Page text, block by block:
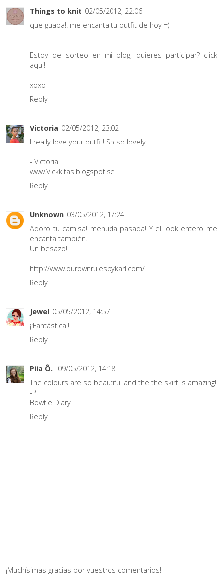
Things to knit 02/05/2012, 22:06
que guapa!! me encanta tu outfit de hoy =)
Estoy de sorteo en mi blog, quieres participar? click
aqui!
xoxo
Reply
Victoria 02/05/2012, 23:02
I really love your outfit! So so lovely.
- Victoria
www.Vickkitas.blogspot.se
Reply
Unknown 03/05/2012, 17:24
Adoro tu camisa! menuda pasada! Y el look entero me
encanta también.
Un besazo!
http://www.ourownrulesbykarl.com/
Reply
Jewel 05/05/2012, 14:57
¡¡Fantástica!!
Reply
Piia Õ.
09/05/2012, 14:18
The colours are so beautiful and the the skirt is amazing!
-P.
Bowtie Diary
Reply
¡Muchísimas gracias por vuestros comentarios!